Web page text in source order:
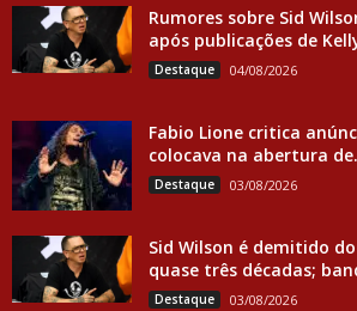
Rumores sobre Sid
após publicações de
Destaque 04/08/2026
Fabio Lione critica
colocava na abertura
Destaque 03/08/2026
Sid Wilson é demitido
quase três décadas;
Destaque 03/08/2026